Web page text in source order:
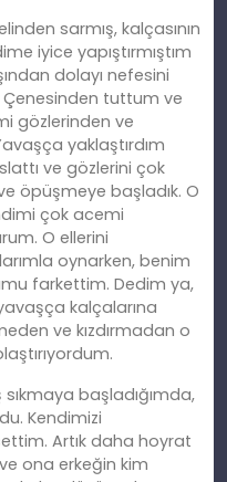
sarmış, kalçasının
iyice yapıştırmıştım
dolayı nefesini
tuttum ve
gözlerinden ve
yaklaştırdım
ve gözlerini çok
öpüşmeye başladık. O
çok acemi
O ellerini
oynarken, benim
farkettim. Dedim ya,
kalçalarına
ve kızdırmadan o
başladığımda,
Kendimizi
Artık daha hoyrat
ona erkeğin kim